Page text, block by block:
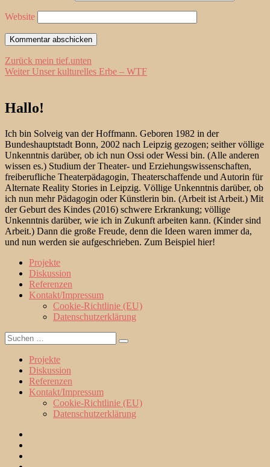
Website
Beitragsnavigation
Zurück Vorheriger
Beitrag:
mein tief.unten
Weiter Nächster
Unser kulturelles Erbe – WTF
Hallo!
Ich bin Solveig van der Hoffmann. Geboren 1982 in der
Bundeshauptstadt Bonn, 2002 nach Leipzig gezogen; seither völlige
Unkenntnis darüber, ob ich nun Ossi oder Wessi bin. (Alle anderen
wissen es.) Studium der Theater- und Erziehungswissenschaften,
freiberufliche Theaterpädagogin, Theaterschaffende und Autorin für
Alternate Reality Stories in Leipzig. Völlige Unkenntnis darüber, ob
ich nun mehr Pädagogin oder Künstlerin bin. (Arbeit ist Arbeit.) Mit
der Geburt des Kindes (2016) schwere Erkrankung; völlige
Unkenntnis darüber, wie ich in Zukunft arbeiten kann. (Kinder sind
Arbeit.) Dann die große Freude, denn die Ideen waren immer da,
und nun werden sie aufgeschrieben. Zum Beispiel hier!
Projekte
Diskussion
Referenzen
Kontakt/Impressum
Cookie-Richtlinie (EU)
Datenschutzerklärung
Suche
nach:
Suchen
Projekte
Diskussion
Referenzen
Kontakt/Impressum
Cookie-Richtlinie (EU)
Datenschutzerklärung